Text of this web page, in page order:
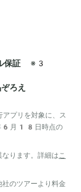
保証 ※3
ろえ
プリを対象に、ス
6月18日時点の
ります。詳細は こ
のツアーより料金